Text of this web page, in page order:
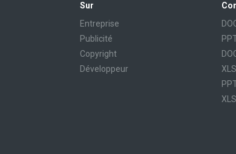
Sur
Entreprise
Publicité
Copyright
Développeur